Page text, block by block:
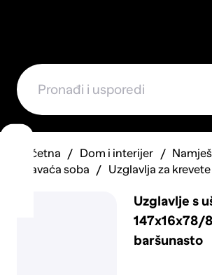
Početna Dom i interijer
Spavaća soba
Uzglavlja za krevete
Uzglavlje s
147x16x78/
baršunasto